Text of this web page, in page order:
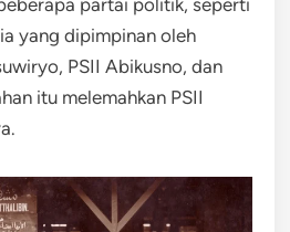
yang dipimpinan oleh
PSII Abikusno, dan
itu melemahkan PSII